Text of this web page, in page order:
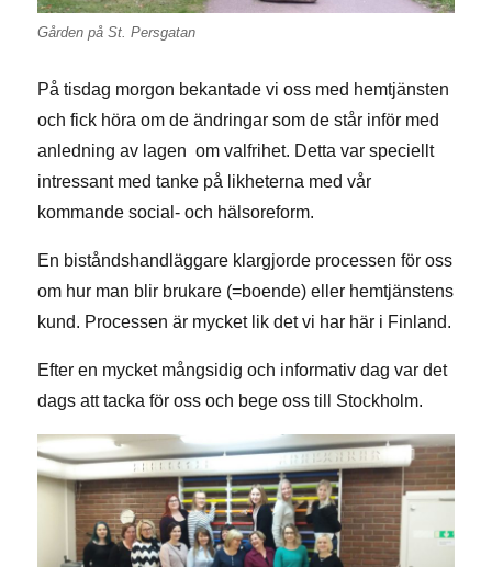
Gården på St. Persgatan
På tisdag morgon bekantade vi oss med hemtjänsten
och fick höra om de ändringar som de står inför med
anledning av lagen om valfrihet. Detta var speciellt
intressant med tanke på likheterna med vår
kommande social- och hälsoreform.
En biståndshandläggare klargjorde processen för oss
om hur man blir brukare (=boende) eller hemtjänstens
kund. Processen är mycket lik det vi har här i Finland.
Efter en mycket mångsidig och informativ dag var det
dags att tacka för oss och bege oss till Stockholm.